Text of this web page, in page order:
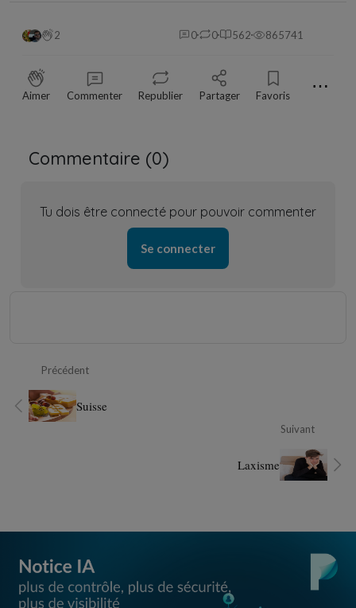
2 0 0 562 865741
Aimer Commenter Republier Partager Favoris ⋯
Commentaire (0)
Tu dois être connecté pour pouvoir commenter
Se connecter
Précédent
Suisse
Suivant
Laxisme